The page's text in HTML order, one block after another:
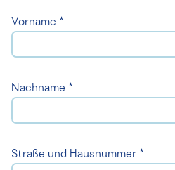
Vorname *
Nachname *
Straße und Hausnummer *